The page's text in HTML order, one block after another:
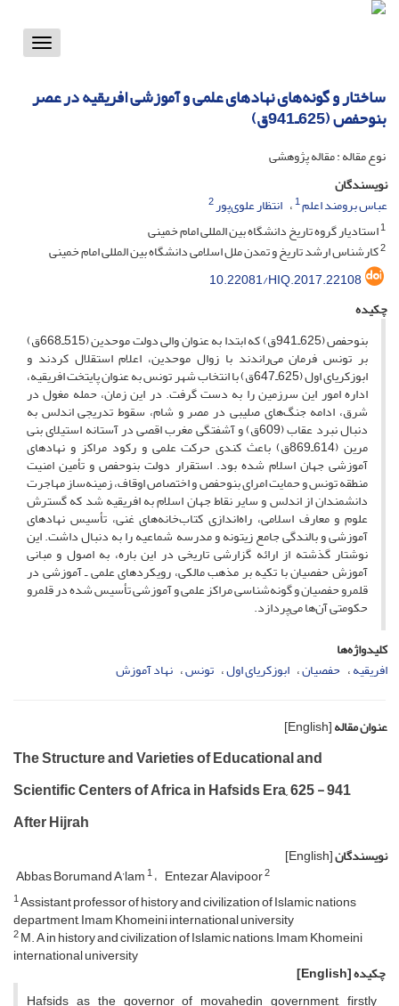
Toggle
ساختار و گونه‌های نهادهای علمی و آموزشی افریقیه در عصر
بنوحفص (625ـ941ق)
نوع مقاله : مقاله پژوهشی
نویسندگان
عباس برومند اعلم1 انتظار علوی‌پور2
1استادیار گروه تاریخ دانشگاه بین المللی امام خمینی
2کارشناس ارشد تاریخ و تمدن ملل اسلامی دانشگاه بین المللی امام خمینی
10.22081/HIQ.2017.22108
چکیده
بنوحفص (625ـ941ق) که ابتدا به عنوان والی دولت موحدین (515ـ668ق)
بر تونس فرمان می‌راندند با زوال موحدین، اعلام استقلال کردند و
ابوزکریای اول (625ـ647ق) با انتخاب شهر تونس به عنوان پایتخت افریقیه،
اداره امور این سرزمین را به دست گرفت. در این زمان، حمله مغول در
شرق، ادامه جنگ‌های صلیبی در مصر و شام، سقوط تدریجی اندلس به
دنبال نبرد عقاب (609ق) و آشفتگی مغرب اقصی در آستانه استیلای بنی
مرین (614ـ869ق) باعث کندی حرکت علمی و رکود مراکز و نهادهای
آموزشی جهان اسلام شده بود. استقرار دولت بنوحفص و تأمین امنیت
منطقه تونس و حمایت امرای بنوحفص و اختصاص اوقاف، زمینه‌ساز مهاجرت
دانشمندان از اندلس و سایر نقاط جهان اسلام به افریقیه شد که گسترش
علوم و معارف اسلامی، راه‌اندازی کتاب‌خانه‌های غنی، تأسیس نهادهای
آموزشی و بالندگی جامع زیتونه و مدرسه شماعیه را به دنبال داشت. این
نوشتار گذشته از ارائه گزارشی تاریخی در این باره، به اصول و مبانی
آموزش حفصیان با تکیه بر مذهب مالکی، رویکردهای علمی ـ آموزشی در
قلمرو حفصیان و گونه‌شناسی مراکز علمی و آموزشی تأسیس شده در قلمرو
حکومتی آن‌ها می‌پردازد.
کلیدواژه‌ها
افریقیه حفصیان ابوزکریای اول تونس نهاد آموزش
عنوان مقاله[English]
The Structure and Varieties of Educational and
Scientific Centers of Africa in Hafsids Era, 625 - 941
After Hijrah
نویسندگان[English]
Abbas Borumand A’lam1 Entezar Alavipoor2
1Assistant professor of history and civilization of Islamic nations
department, Imam Khomeini international university
2M. A in history and civilization of Islamic nations, Imam Khomeini
international university
چکیده[English]